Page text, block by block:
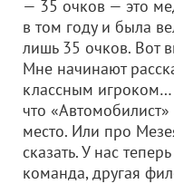
— 35 очков — это
в том году и была
лишь 35 очков. Вот
Мне начинают
классным
что
место. Или про
сказать. У нас
команда, другая